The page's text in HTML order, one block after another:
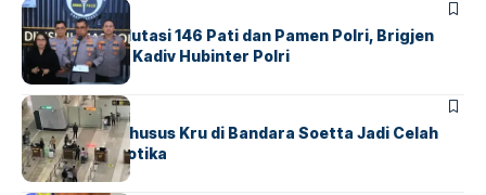
BERITA
Mabes Polri Mutasi 146 Pati dan Pamen Polri, Brigjen
Untung Jabat Kadiv Hubinter Polri
BANDARABERITA
Ketika Jalur Khusus Kru di Bandara Soetta Jadi Celah
Sindikat Narkotika